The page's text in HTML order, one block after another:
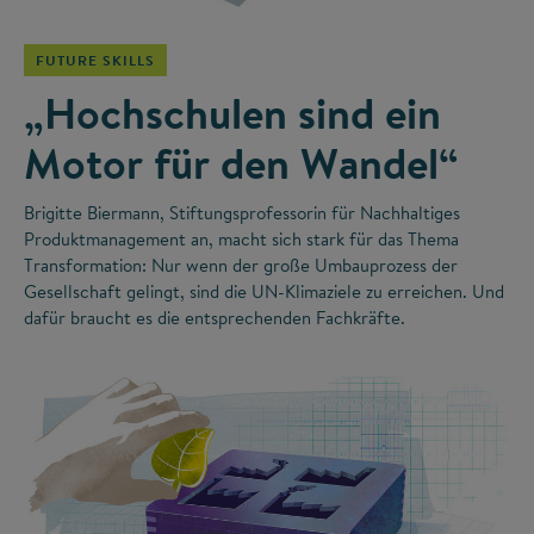
FUTURE SKILLS
„Hochschulen sind ein
Motor für den Wandel“
Brigitte Biermann, Stiftungsprofessorin für Nachhaltiges
Produktmanagement an, macht sich stark für das Thema
Transformation: Nur wenn der große Umbauprozess der
Gesellschaft gelingt, sind die UN-Klimaziele zu erreichen. Und
dafür braucht es die entsprechenden Fachkräfte.